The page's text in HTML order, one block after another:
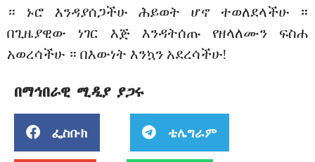
። ኑሮ እንዳያሰጋችሁ ሕይወት ሆኖ ተወለደላችሁ ።
በጊዜያዊው ነገር እጅ እንዳትሰጡ የዘላለሙን ፍስሐ
አወረሳችሁ ። በእውነት እንኳን አደረሳችሁ!
በማኅበራዊ ሚዲያ ያጋሩ
ፌስቡክ ቴሌግራም